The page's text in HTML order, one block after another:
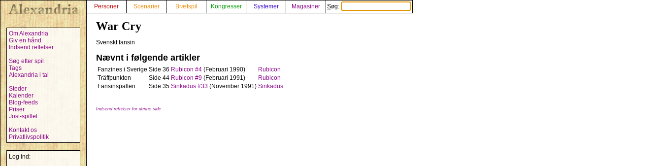
Om Alexandria
Giv en hånd
Indsend rettelser
Søg efter spil
Tags
Alexandria i tal
Steder
Kalender
Blog-feeds
Priser
Jost-spillet
Kontakt os
Privatlivspolitik
Log ind:
Personer Scenarier Brætspil Kongresser Systemer Magasiner Søg:
War Cry
Svenskt fansin
Nævnt i følgende artikler
Fanzines i Sverige Side 36 Rubicon #4 (Februari 1990)
Rubicon
Träffpunkten
Side 44 Rubicon #9 (Februari 1991)
Rubicon
Fansinspalten
Side 35 Sinkadus #33 (November 1991) Sinkadus
Indsend rettelser for denne side